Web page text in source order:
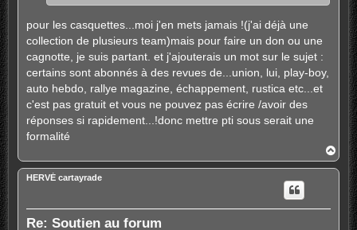
pour les casquettes...moi j'en mets jamais !(j'ai déjà une
collection de plusieurs team)mais pour faire un don ou une
cagnotte, je suis partant. et j'ajouterais un mot sur le sujet :
certains sont abonnés à des revues de...union, lui, play-boy,
auto hebdo, rallye magazine, échappement, rustica etc...et
c'est pas gratuit et vous ne pouvez pas écrire /avoir des
réponses si rapidement...!donc mettre pti sous serait une
formalité
a
u
HERVÉ cartayrade
Re: Soutien au forum